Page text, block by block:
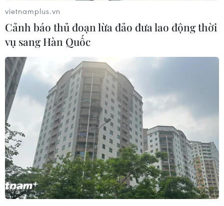
vietnamplus.vn
Cảnh báo thủ đoạn lừa đảo đưa lao động thời
vụ sang Hàn Quốc